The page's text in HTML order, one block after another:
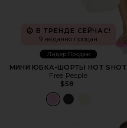
В ТРЕНДЕ СЕЙЧАС!
9 недавно продан
Лидер Продаж
МИНИ ЮБКА-ШОРТЫ HOT SHOT
Free People
$58